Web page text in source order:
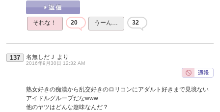
それな！ 20 うーん… 32
137 名無しだＪ より
2016年9月30日 12:32 AM
熟女好きの痴漢から乱交好きのロリコンにアダルト好きまで見境ない
アイドルグループだなwww
他のヤツはどんな趣味なんだ？